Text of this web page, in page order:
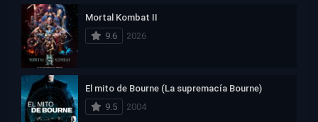
Mortal Kombat II
9.6
2026
El mito de Bourne (La supremacía Bourne)
9.5
2004